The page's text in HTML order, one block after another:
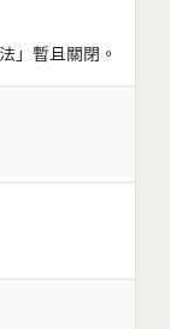
」暫且關閉。